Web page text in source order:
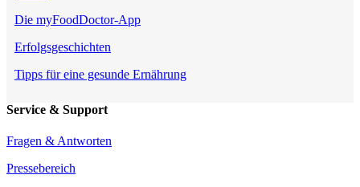
Die myFoodDoctor-App
Erfolgsgeschichten
Tipps für eine gesunde Ernährung
Service & Support
Fragen & Antworten
Pressebereich